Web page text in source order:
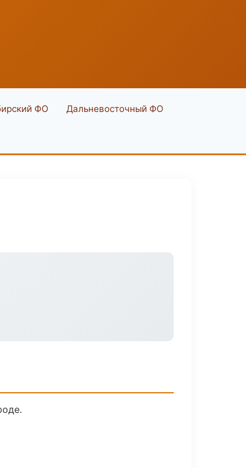
ФО Дальневосточный ФО